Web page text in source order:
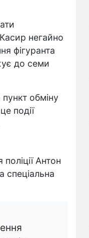
негайно
фігуранта
до семи
обміну
події
Антон
спеціальна